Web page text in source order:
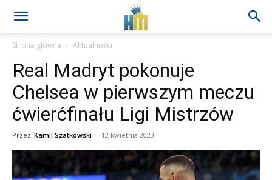
Strona główna Aktualności
Real Madryt pokonuje
Chelsea w pierwszym meczu
ćwierćfinału Ligi Mistrzów
Przez Kamil Szatkowski - 12 kwietnia 2023